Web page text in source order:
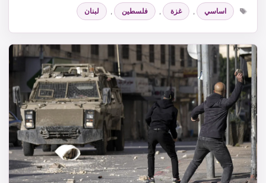
الوسوم
اساسي , غزة , فلسطين , لبنان